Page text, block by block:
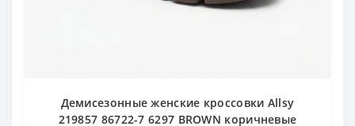
Демисезонные женские кроссовки Allsy
219857 86722-7 6297 BROWN коричневые